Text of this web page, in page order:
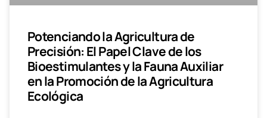
Potenciando la Agricultura de
Precisión: El Papel Clave de los
Bioestimulantes y la Fauna Auxiliar
en la Promoción de la Agricultura
Ecológica